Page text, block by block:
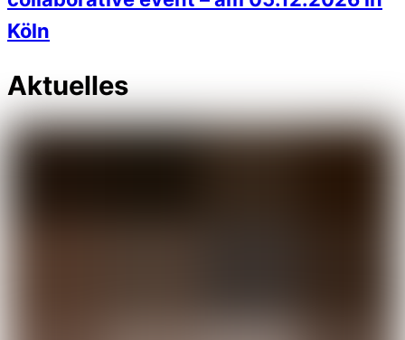
Köln
Aktuelles